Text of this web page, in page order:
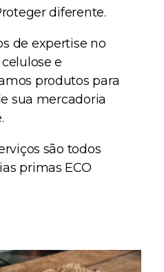
diferente.
de expertise no
e
produtos para
sua mercadoria
são todos
primas ECO